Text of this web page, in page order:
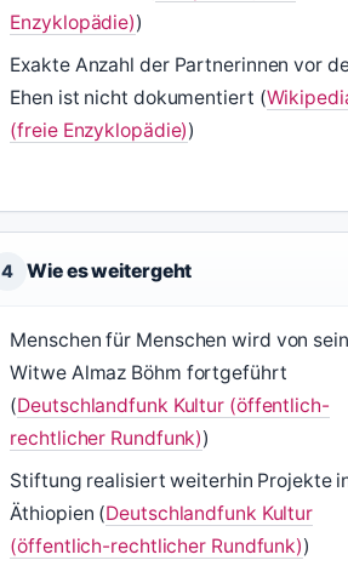
Enzyklopädie))
Exakte Anzahl der Partnerinnen vor
Ehen ist nicht dokumentiert (
(freie Enzyklopädie))
4 Wie es weitergeht
Menschen für Menschen wird von
Witwe Almaz Böhm fortgeführt
(Deutschlandfunk Kultur (öffentlich-
rechtlicher Rundfunk))
Stiftung realisiert weiterhin Projekte
Äthiopien (Deutschlandfunk Kultur
(öffentlich-rechtlicher Rundfunk))